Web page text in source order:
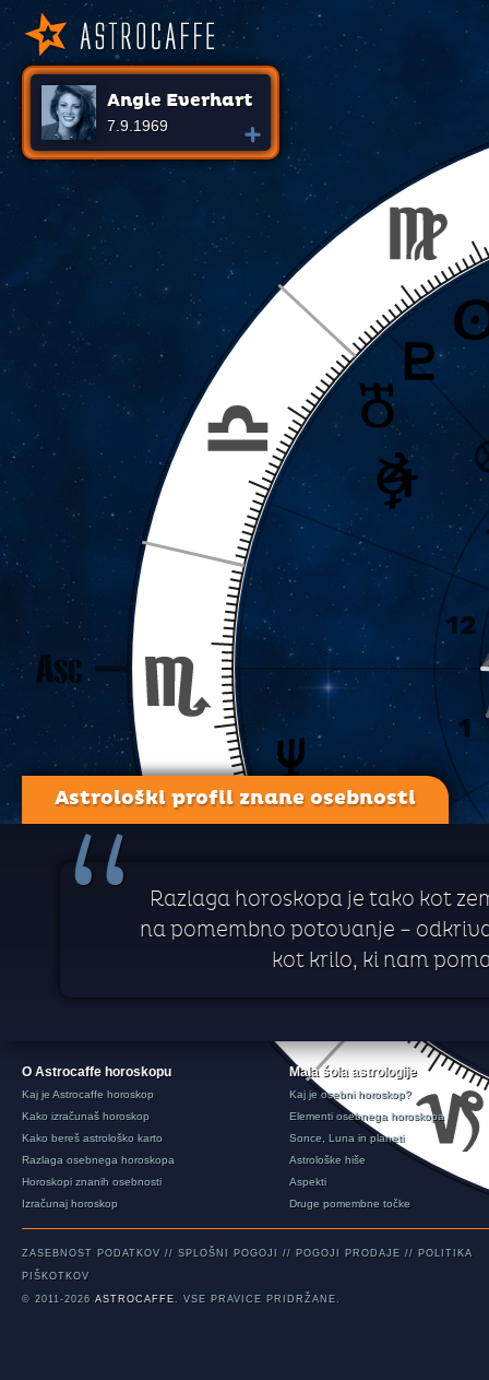
Angie Everhart
7.9.1969
Astrološki profil znane osebnosti
“
Razlaga horoskopa je tako kot
na pomembno potovanje –
kot krilo, ki nam
O Astrocaffe horoskopu
Kaj je Astrocaffe horoskop
Kako izračunaš horoskop
Kako bereš astrološko karto
Razlaga osebnega horoskopa
Horoskopi znanih osebnosti
Izračunaj horoskop
Mala šola astrologije
Kaj je osebni horoskop?
Elementi osebnega horoskopa
Sonce, Luna in planeti
Astrološke hiše
Aspekti
Druge pomembne točke
ZASEBNOST PODATKOV // SPLOŠNI POGOJI // POGOJI PRODAJE // POLITIKA
PIŠKOTKOV
© 2011-2026 ASTROCAFFE. VSE PRAVICE PRIDRŽANE.